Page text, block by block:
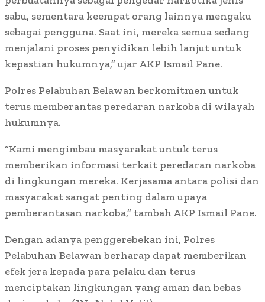
sabu, sementara keempat orang lainnya mengaku
sebagai pengguna. Saat ini, mereka semua sedang
menjalani proses penyidikan lebih lanjut untuk
kepastian hukumnya,” ujar AKP Ismail Pane.
Polres Pelabuhan Belawan berkomitmen untuk
terus memberantas peredaran narkoba di wilayah
hukumnya.
“Kami mengimbau masyarakat untuk terus
memberikan informasi terkait peredaran narkoba
di lingkungan mereka. Kerjasama antara polisi dan
masyarakat sangat penting dalam upaya
pemberantasan narkoba,” tambah AKP Ismail Pane.
Dengan adanya penggerebekan ini, Polres
Pelabuhan Belawan berharap dapat memberikan
efek jera kepada para pelaku dan terus
menciptakan lingkungan yang aman dan bebas